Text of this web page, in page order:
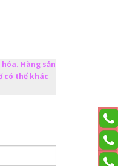
Hàng sản
có thể khác